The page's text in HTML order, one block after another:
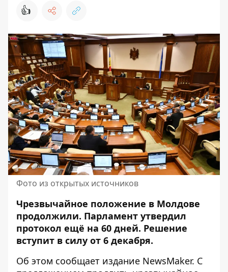
👍
Фото из открытых источников
Чрезвычайное положение в Молдове
продолжили. Парламент утвердил
протокол ещё на 60 дней. Решение
вступит в силу от 6 декабря.
Об этом сообщает издание NewsMaker. С